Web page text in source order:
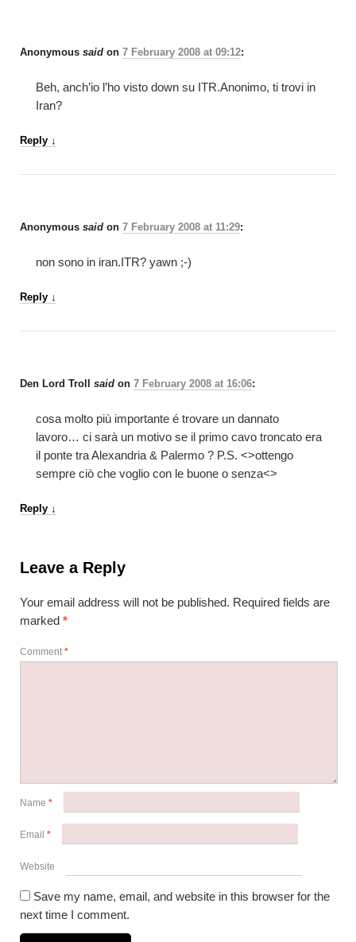
Anonymous said on 7 February 2008 at 09:12:
Beh, anch’io l’ho visto down su ITR.Anonimo, ti trovi in
Iran?
Reply ↓
Anonymous said on 7 February 2008 at 11:29:
non sono in iran.ITR? yawn ;-)
Reply ↓
Den Lord Troll said on 7 February 2008 at 16:06:
cosa molto più importante é trovare un dannato
lavoro… ci sarà un motivo se il primo cavo troncato era
il ponte tra Alexandria & Palermo ? P.S. <>ottengo
sempre ciò che voglio con le buone o senza<>
Reply ↓
Leave a Reply
Your email address will not be published. Required fields are
marked *
Comment *
Name *
Email *
Website
Save my name, email, and website in this browser for the
next time I comment.